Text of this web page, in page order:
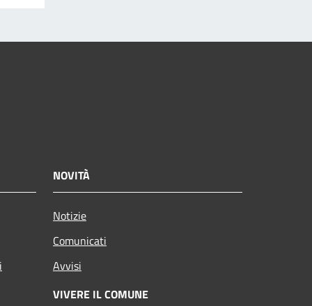
NOVITÀ
Notizie
Comunicati
Avvisi
VIVERE IL COMUNE